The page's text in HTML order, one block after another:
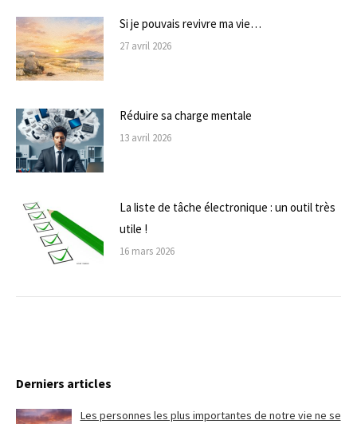
Si je pouvais revivre ma vie…
27 avril 2026
Réduire sa charge mentale
13 avril 2026
La liste de tâche électronique : un outil très
utile !
16 mars 2026
Derniers articles
Les personnes les plus importantes de notre vie ne se